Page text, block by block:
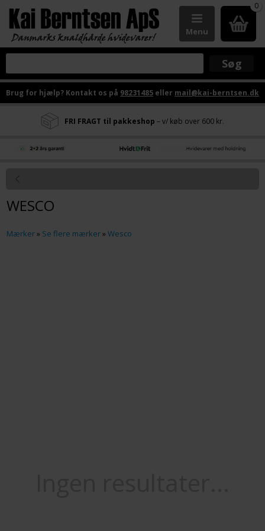
0
Menu
Brug for hjælp? Kontakt os på 98231485 eller mail@kai-berntsen.dk
FRI FRAGT til pakkeshop – v/ køb over 600 kr.
WESCO
Mærker» Se flere mærker» Wesco